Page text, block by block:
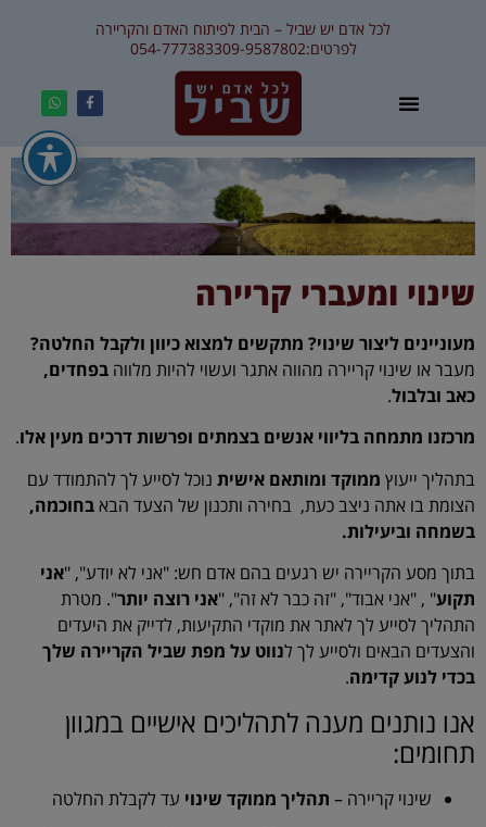
לכל אדם יש שביל – הבית לפיתוח האדם והקריירה
לפרטים:09-9587802
054-7773833
שינוי ומעברי קריירה
מעוניינים ליצור שינוי? מתקשים למצוא כיוון ולקבל החלטה?
מעבר או שינוי קריירה מהווה אתגר ועשוי להיות מלווה בפחדים,
כאב ובלבול.
מרכזנו מתמחה בליווי אנשים בצמתים ופרשות דרכים מעין אלו.
בתהליך ייעוץ ממוקד ומותאם אישית נוכל לסייע לך להתמודד עם
הצומת בו אתה ניצב כעת, בחירה ותכנון של הצעד הבאבחוכמה,
בשמחה וביעילות.
בתוך מסע הקריירה יש רגעים בהם אדם חש: "אני לא יודע", "אני
תקוע" , "אני אבוד", "זה כבר לא זה", "אני רוצה יותר". מטרת
התהליך לסייע לך לאתר את מוקדי התקיעות, לדייק את היעדים
והצעדים הבאים ולסייע לך לנווט על מפת שביל הקריירה שלך
בכדי לנוע קדימה.
אנו נותנים מענה לתהליכים אישיים במגוון
תחומים:
שינוי קריירה – תהליך ממוקד שינוי עד לקבלת החלטה